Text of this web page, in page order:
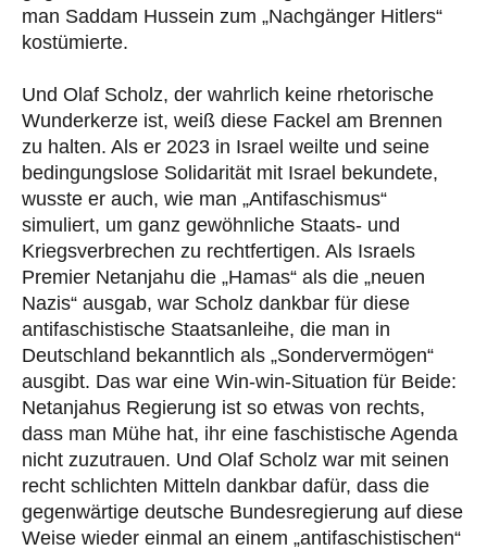
man Saddam Hussein zum „Nachgänger Hitlers“
kostümierte.
Und Olaf Scholz, der wahrlich keine rhetorische
Wunderkerze ist, weiß diese Fackel am Brennen
zu halten. Als er 2023 in Israel weilte und seine
bedingungslose Solidarität mit Israel bekundete,
wusste er auch, wie man „Antifaschismus“
simuliert, um ganz gewöhnliche Staats- und
Kriegsverbrechen zu rechtfertigen. Als Israels
Premier Netanjahu die „Hamas“ als die „neuen
Nazis“ ausgab, war Scholz dankbar für diese
antifaschistische Staatsanleihe, die man in
Deutschland bekanntlich als „Sondervermögen“
ausgibt. Das war eine Win-win-Situation für Beide:
Netanjahus Regierung ist so etwas von rechts,
dass man Mühe hat, ihr eine faschistische Agenda
nicht zuzutrauen. Und Olaf Scholz war mit seinen
recht schlichten Mitteln dankbar dafür, dass die
gegenwärtige deutsche Bundesregierung auf diese
Weise wieder einmal an einem „antifaschistischen“